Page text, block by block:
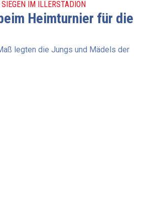
IM ILLERSTADION
Heimturnier für die
legten die Jungs und Mädels der